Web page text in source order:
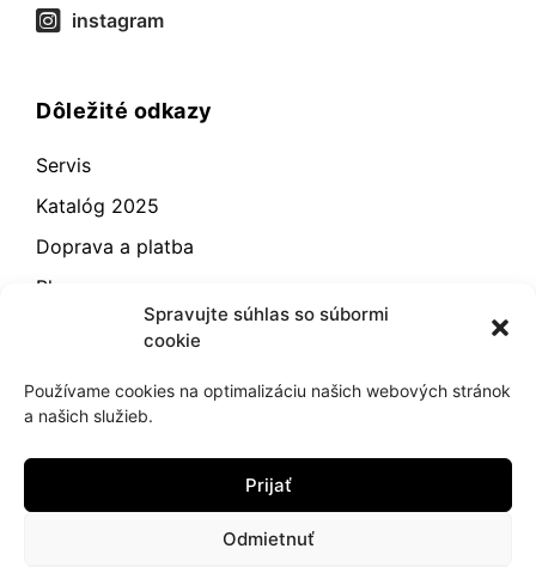
Spravujte súhlas so súbormi
cookie
Používame cookies na optimalizáciu našich webových stránok
a našich služieb.
Prijať
Odmietnuť
instagram
Dôležité odkazy
Servis
Katalóg 2025
Doprava a platba
Blog
Odstúpenie od zmluvy
Zásady používania súborov cookie (EÚ)